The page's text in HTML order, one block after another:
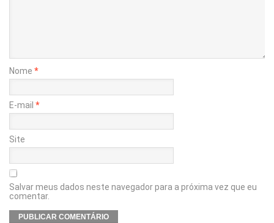
Nome *
E-mail *
Site
Salvar meus dados neste navegador para a próxima vez que eu
comentar.